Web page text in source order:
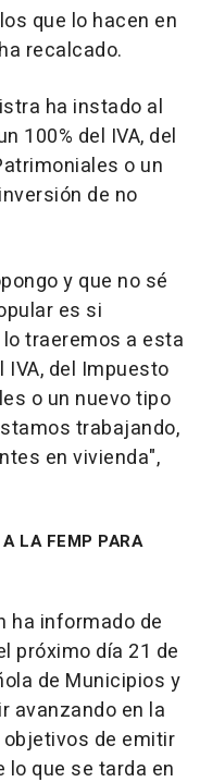
que lo hacen en
recalcado.
ha instado al
100% del IVA, del
o un
de no
y que no sé
es si
traeremos a esta
IVA, del Impuesto
o un nuevo tipo
trabajando,
en vivienda",
LA FEMP PARA
ha informado de
próximo día 21 de
de Municipios y
avanzando en la
de emitir
que se tarda en